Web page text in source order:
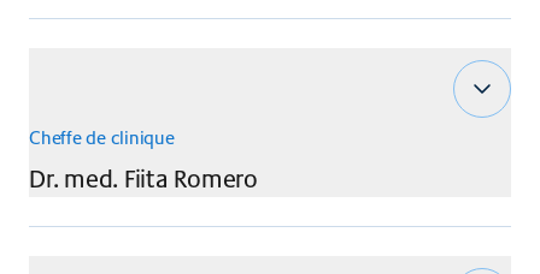
Cheffe de clinique
Dr. med. Fiita Romero